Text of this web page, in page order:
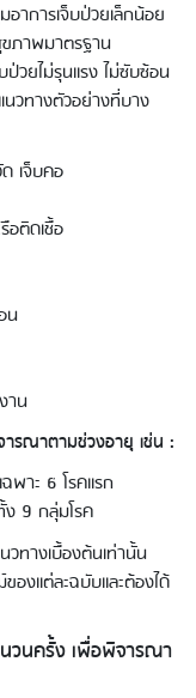
การเจ็บป่วยเล็กน้อย
ขภาพมาตรฐาน
วยไม่รุนแรง ไม่ซับซ้อน
นวทางตัวอย่างที่บาง
เจ็บคอ
อติดเชื้อ
น
าน
รณาตามช่วงอายุ เช่น :
พาะ 6 โรคแรก
9 กลุ่มโรค
วทางเบื้องต้นเท่านั้น
ของแต่ละฉบับและต้องได้
วนครั้ง เพื่อพิจารณา